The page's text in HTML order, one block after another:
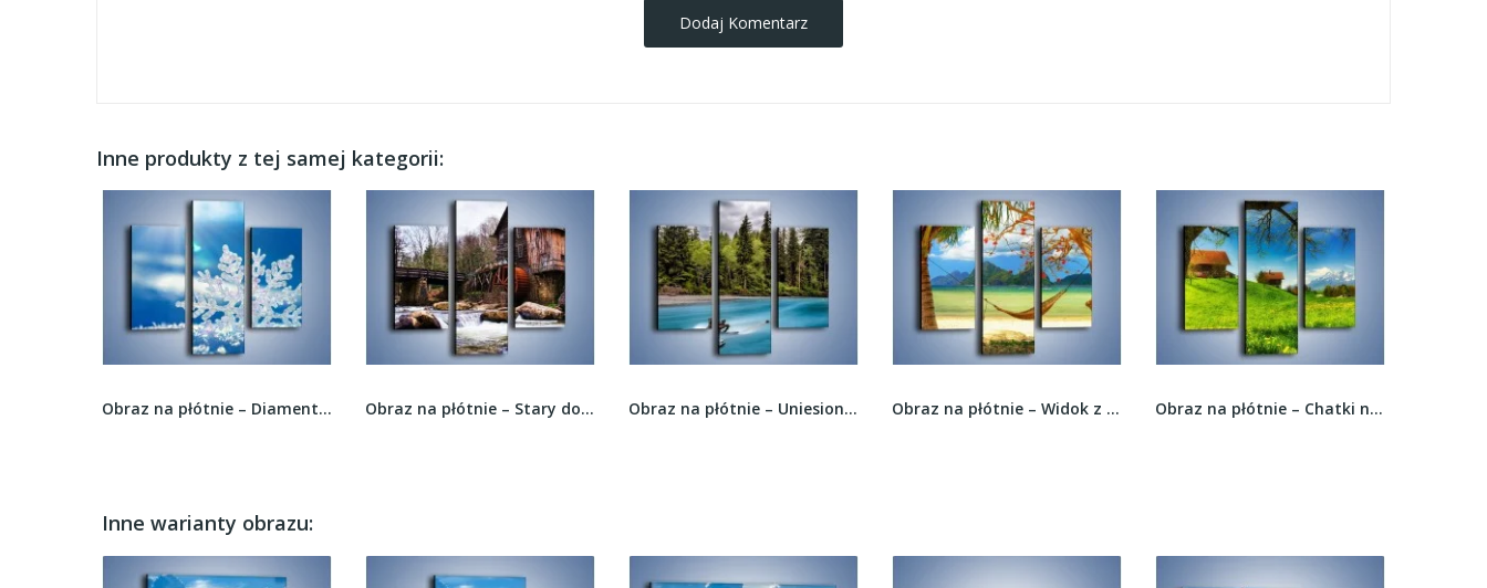
Dodaj Komentarz
Inne produkty z tej samej kategorii:
Obraz na płótnie – Diamentowa śnieżynka –... Obraz na płótnie – Stary dom w lesie –... Obraz na płótnie – Uniesione przez wodę –... Obraz na płótnie – Widok z hamaku na ocean –... Obraz na płótnie – Chatki na polanie –...
Inne warianty obrazu: